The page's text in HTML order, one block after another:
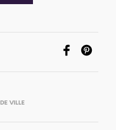
VILLE